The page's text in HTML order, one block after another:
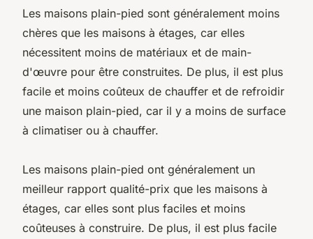
Les maisons plain-pied sont généralement moins
chères que les maisons à étages, car elles
nécessitent moins de matériaux et de main-
d'œuvre pour être construites. De plus, il est plus
facile et moins coûteux de chauffer et de refroidir
une maison plain-pied, car il y a moins de surface
à climatiser ou à chauffer.
Les maisons plain-pied ont généralement un
meilleur rapport qualité-prix que les maisons à
étages, car elles sont plus faciles et moins
coûteuses à construire. De plus, il est plus facile